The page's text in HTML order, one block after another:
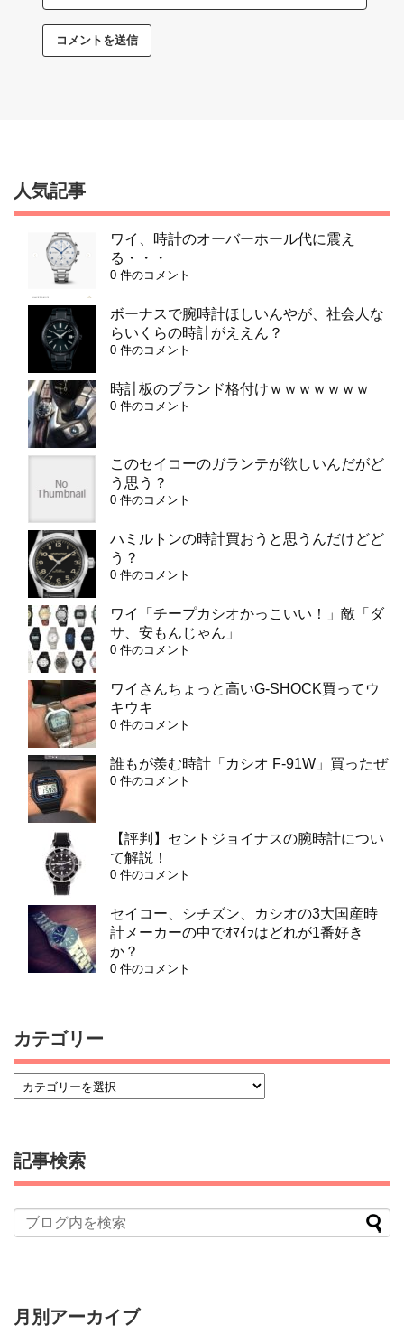
人気記事
ワイ、時計のオーバーホール代に震え
る・・・
0 件のコメント
ボーナスで腕時計ほしいんやが、社会人な
らいくらの時計がええん？
0 件のコメント
時計板のブランド格付けｗｗｗｗｗｗｗ
0 件のコメント
このセイコーのガランテが欲しいんだがど
う思う？
0 件のコメント
ハミルトンの時計買おうと思うんだけどど
う？
0 件のコメント
ワイ「チープカシオかっこいい！」敵「ダ
サ、安もんじゃん」
0 件のコメント
ワイさんちょっと高いG-SHOCK買ってウ
キウキ
0 件のコメント
誰もが羨む時計「カシオ F-91W」買ったぜ
0 件のコメント
【評判】セントジョイナスの腕時計につい
て解説！
0 件のコメント
セイコー、シチズン、カシオの3大国産時
計メーカーの中でｵﾏｲﾗはどれが1番好き
か？
0 件のコメント
カテゴリー
記事検索
月別アーカイブ